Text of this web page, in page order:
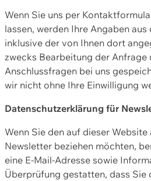
Wenn Sie uns per
lassen, werden Ihre Angaben
inklusive der von Ihnen dort
zwecks Bearbeitung der Anfrage
Anschlussfragen bei uns
wir nicht ohne Ihre Einwilligung
Datenschutzerklärung für
Wenn Sie den auf dieser
Newsletter beziehen möchten,
eine E-Mail-Adresse sowie
Überprüfung gestatten, dass Sie